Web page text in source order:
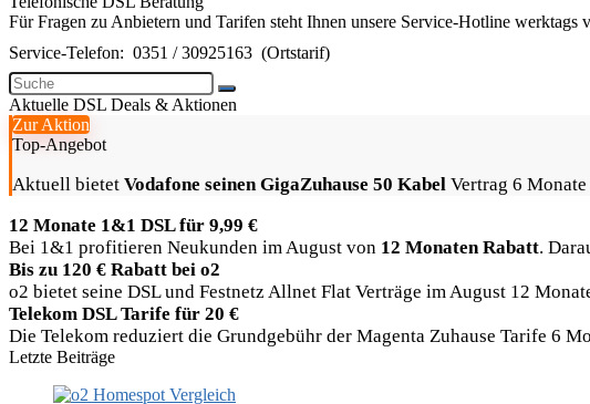
Für Fragen zu Anbietern und Tarifen steht Ihnen unsere Service-Hotline
Service-Telefon: 0351 / 30925163 (Ortstarif)
Aktuelle DSL Deals & Aktionen
Zur Aktion
Top-Angebot
Aktuell bietet Vodafone seinen GigaZuhause 50 Kabel Vertrag 6
12 Monate 1&1 DSL für 9,99 €
Bei 1&1 profitieren Neukunden im August von 12 Monaten Rabatt.
Bis zu 120 € Rabatt bei o2
o2 bietet seine DSL und Festnetz Allnet Flat Verträge im August 12
Telekom DSL Tarife für 20 €
Die Telekom reduziert die Grundgebühr der Magenta Zuhause Tarife 6
Letzte Beiträge